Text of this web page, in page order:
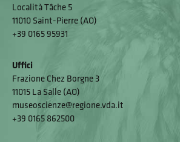
Località Tâche 5
11010 Saint-Pierre (AO)
+39 0165 95931
Uffici
Frazione Chez Borgne 3
11015 La Salle (AO)
museoscienze@regione.vda.it
+39 0165 862500